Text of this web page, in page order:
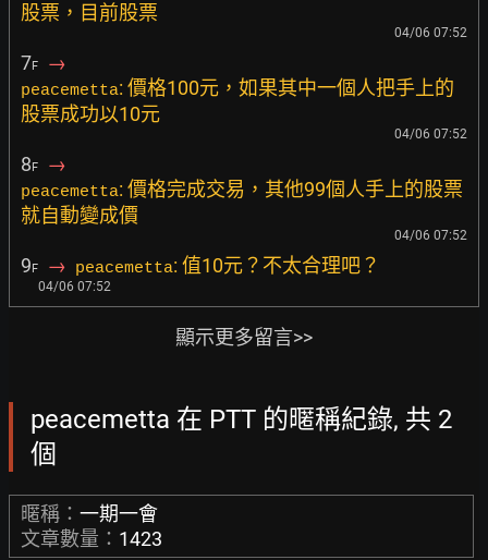
股票，目前股票
04/06 07:52
7F →
peacemetta: 價格100元，如果其中一個人把手上的
股票成功以10元
04/06 07:52
8F →
peacemetta: 價格完成交易，其他99個人手上的股票
就自動變成價
04/06 07:52
9F → peacemetta: 值10元？不太合理吧？
04/06 07:52
顯示更多留言>>
peacemetta 在 PTT 的暱稱紀錄, 共 2
個
暱稱： 一期一會
文章數量： 1423